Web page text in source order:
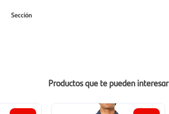
Sección
Productos que te pueden interesar